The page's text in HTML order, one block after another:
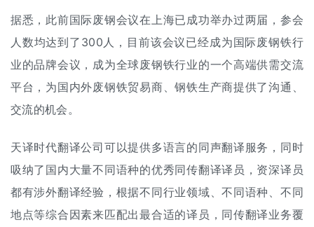
据悉，此前国际废钢会议在上海已成功举办过两届，参会
人数均达到了300人，目前该会议已经成为国际废钢铁行
业的品牌会议，成为全球废钢铁行业的一个高端供需交流
平台，为国内外废钢铁贸易商、钢铁生产商提供了沟通、
交流的机会。
天译时代翻译公司可以提供多语言的同声翻译服务，同时
吸纳了国内大量不同语种的优秀同传翻译译员，资深译员
都有涉外翻译经验，根据不同行业领域、不同语种、不同
地点等综合因素来匹配出最合适的译员，同传翻译业务覆